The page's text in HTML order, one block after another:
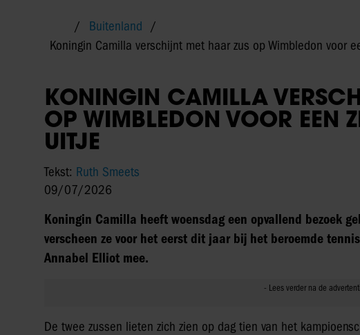
Buitenland
Koningin Camilla verschijnt met haar zus op Wimbledon voor
KONINGIN CAMILLA
OP WIMBLEDON VOOR EEN
UITJE
Tekst: Ruth Smeets
09/07/2026
Koningin Camilla heeft woensdag een opvallend bezoek
verscheen ze voor het eerst dit jaar bij het beroemde
Annabel Elliot mee.
De twee zussen lieten zich zien op dag tien van het